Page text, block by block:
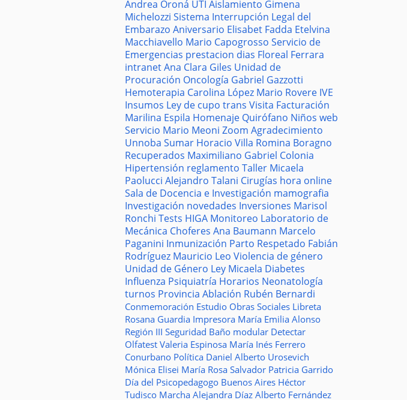
Andrea Oroná UTI Aislamiento Gimena
Michelozzi Sistema Interrupción Legal del
Embarazo Aniversario Elisabet Fadda Etelvina
Macchiavello Mario Capogrosso Servicio de
Emergencias prestacion dias Floreal Ferrara
intranetAna Clara Giles Unidad de
Procuración Oncología Gabriel Gazzotti
Hemoterapia Carolina López Mario Rovere IVE
Insumos Ley de cupo trans Visita Facturación
Marilina Espila Homenaje Quirófano Niños web
Servicio Mario Meoni Zoom Agradecimiento
Unnoba Sumar Horacio Villa Romina Boragno
Recuperados Maximiliano Gabriel Colonia
Hipertensión reglamento Taller Micaela
Paolucci Alejandro Talani Cirugías hora online
Sala de Docencia e Investigación mamografia
Investigación novedades Inversiones Marisol
Ronchi Tests HIGA Monitoreo Laboratorio de
Mecánica Choferes Ana Baumann Marcelo
Paganini Inmunización Parto Respetado Fabián
Rodríguez Mauricio Leo Violencia de género
Unidad de Género Ley Micaela Diabetes
Influenza Psiquiatría Horarios Neonatología
turnos Provincia Ablación Rubén Bernardi
Conmemoración Estudio Obras Sociales Libreta
Rosana Guardia Impresora María Emilia Alonso
Región III Seguridad Baño modular Detectar
Olfatest Valeria Espinosa María Inés Ferrero
Conurbano Política Daniel Alberto Urosevich
Mónica Elisei María Rosa Salvador Patricia Garrido
Día del Psicopedagogo Buenos Aires Héctor
Tudisco Marcha Alejandra Díaz Alberto Fernández